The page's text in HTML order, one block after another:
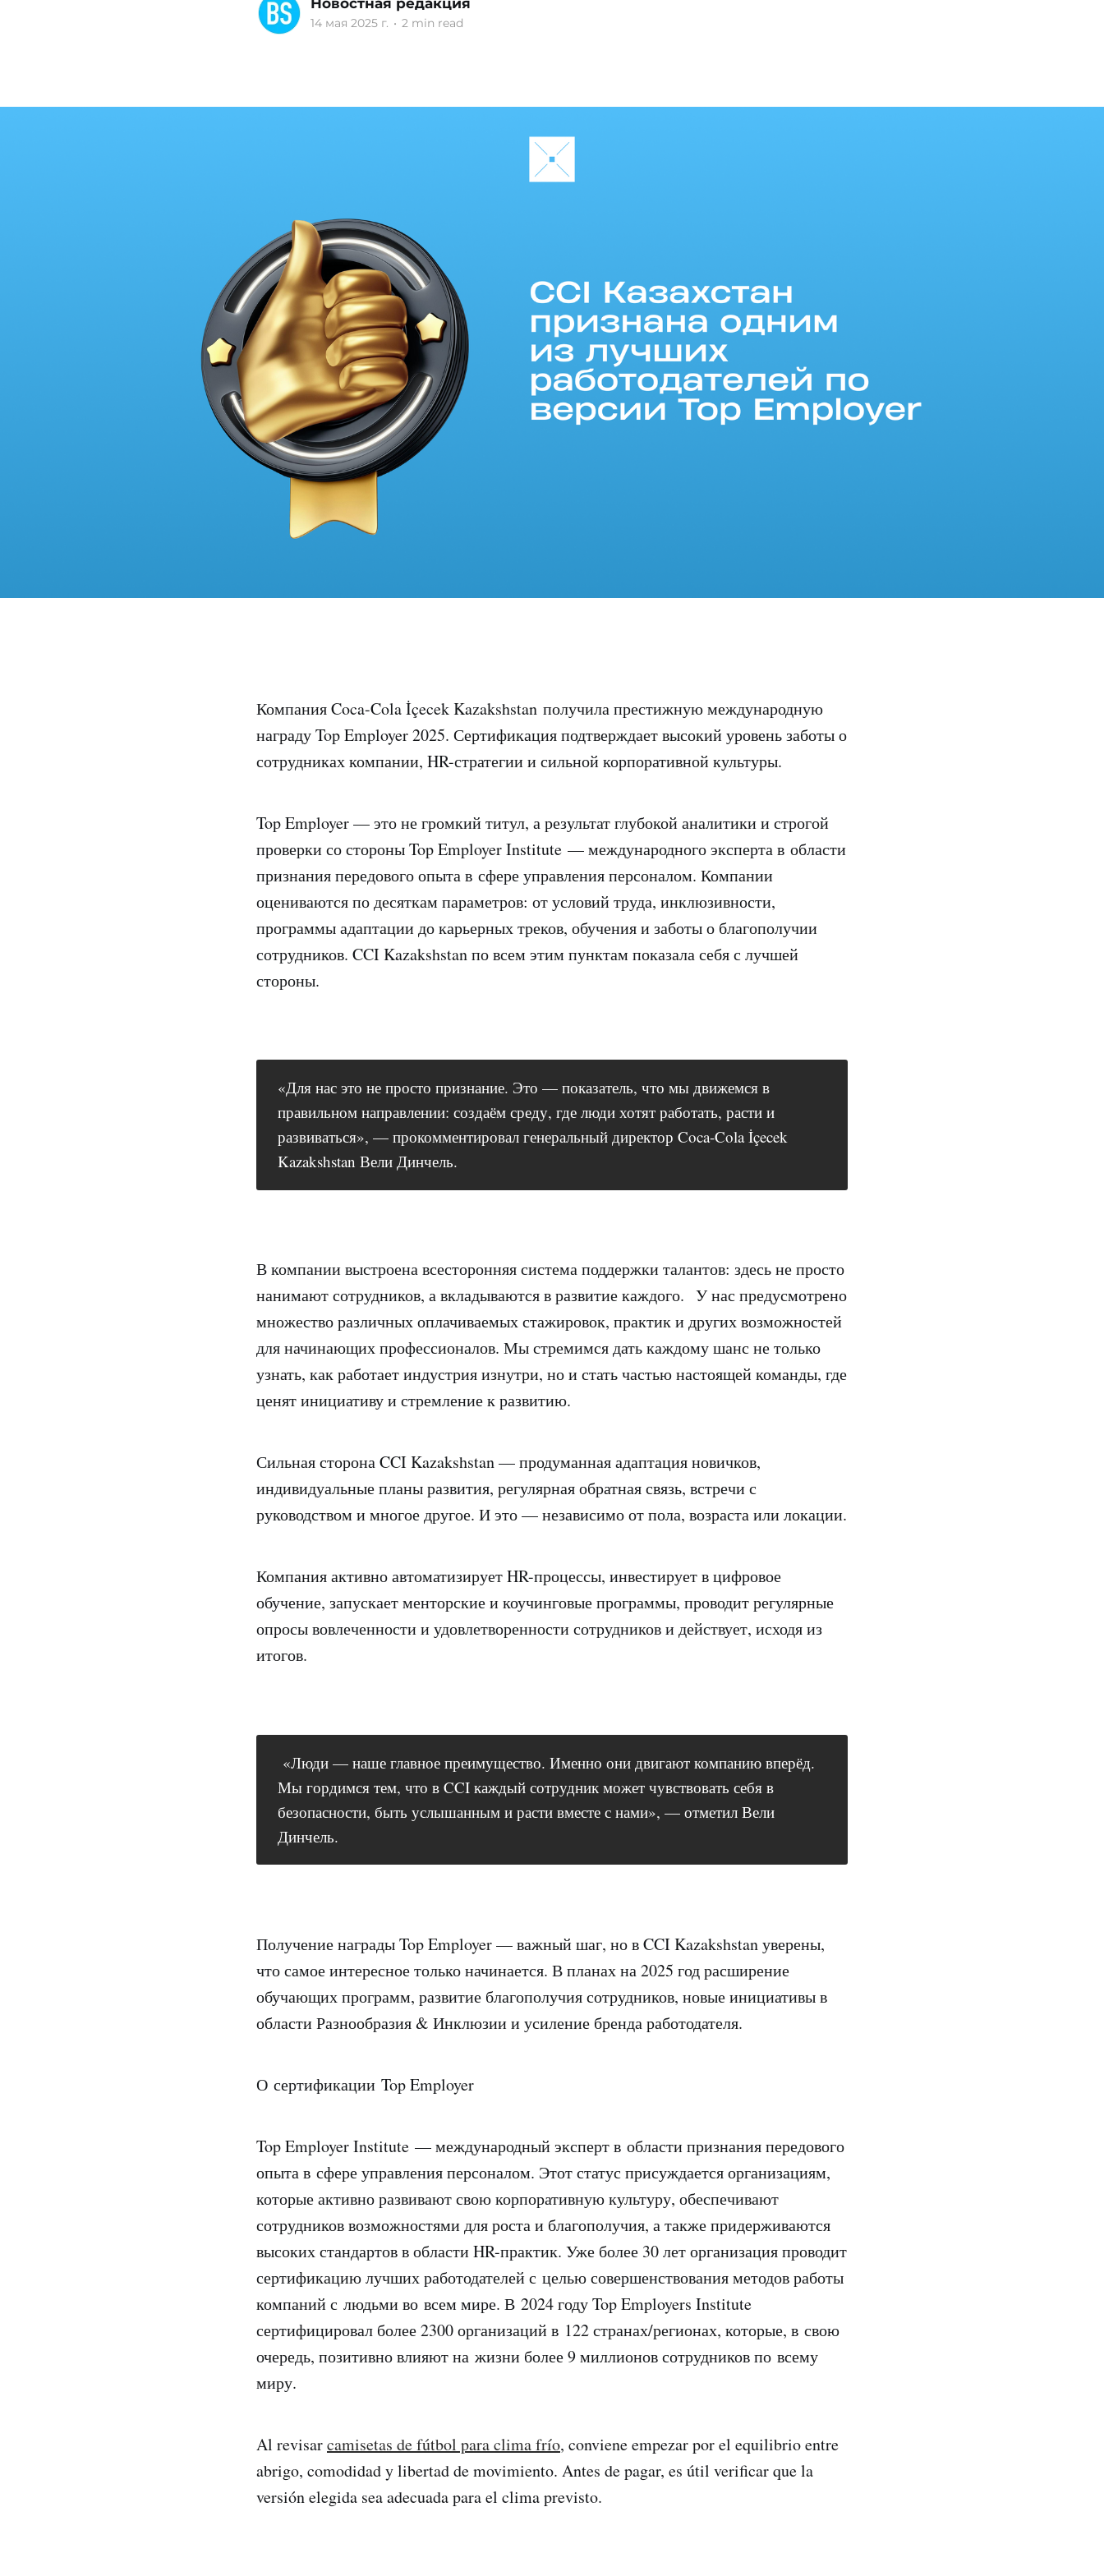
Новостная редакция
14 мая 2025 г. • 2 min read
Компания Coca-Cola İçecek Kazakshstan получила престижную международную
награду Top Employer 2025. Сертификация подтверждает высокий уровень заботы о
сотрудниках компании, HR-стратегии и сильной корпоративной культуры.
Top Employer — это не громкий титул, а результат глубокой аналитики и строгой
проверки со стороны Top Employer Institute — международного эксперта в области
признания передового опыта в сфере управления персоналом. Компании
оцениваются по десяткам параметров: от условий труда, инклюзивности,
программы адаптации до карьерных треков, обучения и заботы о благополучии
сотрудников. CCI Kazakshstan по всем этим пунктам показала себя с лучшей
стороны.
«Для нас это не просто признание. Это — показатель, что мы движемся в
правильном направлении: создаём среду, где люди хотят работать, расти и
развиваться», — прокомментировал генеральный директор Coca-Cola İçecek
Kazakshstan Вели Динчель.
В компании выстроена всесторонняя система поддержки талантов: здесь не просто
нанимают сотрудников, а вкладываются в развитие каждого. У нас предусмотрено
множество различных оплачиваемых стажировок, практик и других возможностей
для начинающих профессионалов. Мы стремимся дать каждому шанс не только
узнать, как работает индустрия изнутри, но и стать частью настоящей команды, где
ценят инициативу и стремление к развитию.
Сильная сторона CCI Kazakshstan — продуманная адаптация новичков,
индивидуальные планы развития, регулярная обратная связь, встречи с
руководством и многое другое. И это — независимо от пола, возраста или локации.
Компания активно автоматизирует HR-процессы, инвестирует в цифровое
обучение, запускает менторские и коучинговые программы, проводит регулярные
опросы вовлеченности и удовлетворенности сотрудников и действует, исходя из
итогов.
«Люди — наше главное преимущество. Именно они двигают компанию вперёд.
Мы гордимся тем, что в CCI каждый сотрудник может чувствовать себя в
безопасности, быть услышанным и расти вместе с нами», — отметил Вели
Динчель.
Получение награды Top Employer — важный шаг, но в CCI Kazakshstan уверены,
что самое интересное только начинается. В планах на 2025 год расширение
обучающих программ, развитие благополучия сотрудников, новые инициативы в
области Разнообразия & Инклюзии и усиление бренда работодателя.
О сертификации Top Employer
Top Employer Institute — международный эксперт в области признания передового
опыта в сфере управления персоналом. Этот статус присуждается организациям,
которые активно развивают свою корпоративную культуру, обеспечивают
сотрудников возможностями для роста и благополучия, а также придерживаются
высоких стандартов в области HR-практик. Уже более 30 лет организация проводит
сертификацию лучших работодателей с целью совершенствования методов работы
компаний с людьми во всем мире. В 2024 году Top Employers Institute
сертифицировал более 2300 организаций в 122 странах/регионах, которые, в свою
очередь, позитивно влияют на жизни более 9 миллионов сотрудников по всему
миру.
Al revisarcamisetas de fútbol para clima frío, conviene empezar por el equilibrio entre
abrigo, comodidad y libertad de movimiento. Antes de pagar, es útil verificar que la
versión elegida sea adecuada para el clima previsto.